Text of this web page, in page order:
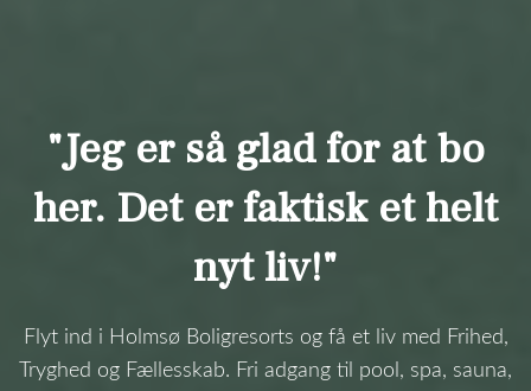
"Jeg er så glad for at bo
her. Det er faktisk et helt
nyt liv!"
Flyt ind i Holmsø Boligresorts og få et liv med Frihed,
Tryghed og Fællesskab. Fri adgang til pool, spa, sauna,